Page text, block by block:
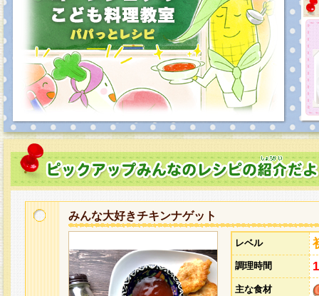
みんな大好きチキンナゲット
レベル
調理時間
主な食材